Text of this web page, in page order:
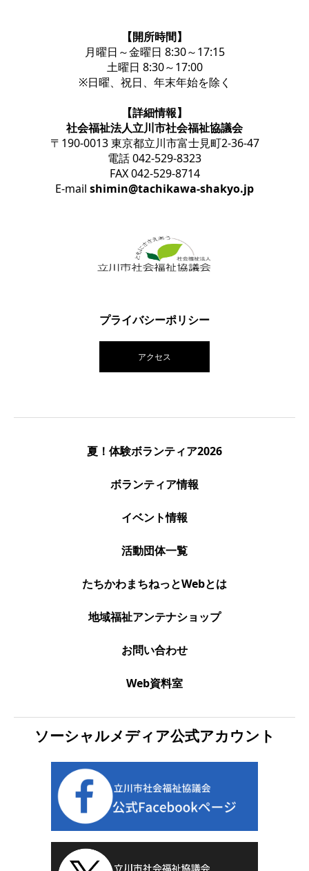
【開所時間】
月曜日～金曜日 8:30～17:15
土曜日 8:30～17:00
※日曜、祝日、年末年始を除く
【詳細情報】
社会福祉法人立川市社会福祉協議会
〒190-0013 東京都立川市富士見町2-36-47
電話 042-529-8323
FAX 042-529-8714
E-mail shimin@tachikawa-shakyo.jp
プライバシーポリシー
アクセス
夏！体験ボランティア2026
ボランティア情報
イベント情報
活動団体一覧
たちかわまちねっとWebとは
地域福祉アンテナショップ
お問い合わせ
Web資料室
ソーシャルメディア公式アカウント